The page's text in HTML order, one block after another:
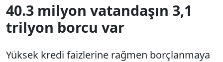
40.3 milyon vatandaşın 3,1
trilyon borcu var
Yüksek kredi faizlerine rağmen borçlanmaya